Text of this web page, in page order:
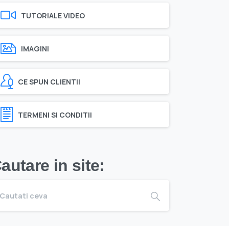
TUTORIALE VIDEO
IMAGINI
CE SPUN CLIENTII
TERMENI SI CONDITII
in site: